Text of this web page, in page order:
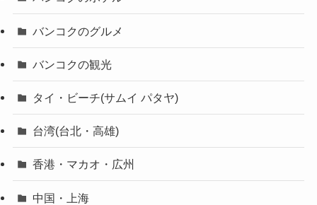
バンコクのグルメ
バンコクの観光
タイ・ビーチ(サムイ パタヤ)
台湾(台北・高雄)
香港・マカオ・広州
中国・上海